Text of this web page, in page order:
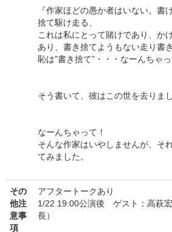
『作家ほどの愚か者はいない。書
捨て駆け走る、
これは私にとって賭けであり、か
あり、書き捨てようもない走り書
恥は”書き捨て”・・・なーんちゃっ
そう書いて、彼はこの世を去りま
なーんちゃって！
そんな作家はいやしませんが、そ
てみました。
その
他注
意事
項
アフタートークあり
1/22 19:00公演後 ゲスト：高萩
長）